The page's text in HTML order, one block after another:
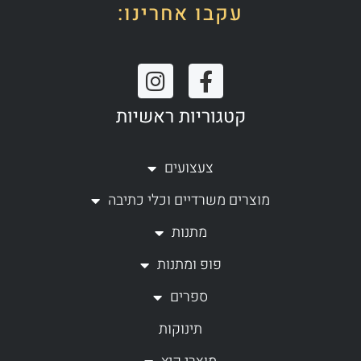
עקבו אחרינו:
F
a
c
b
o
k
f
I
n
s
a
r
a
קטגוריות ראשיות
צעצועים
מוצרים משרדיים וכלי כתיבה
מתנות
פופ ומתנות
ספרים
תינוקות